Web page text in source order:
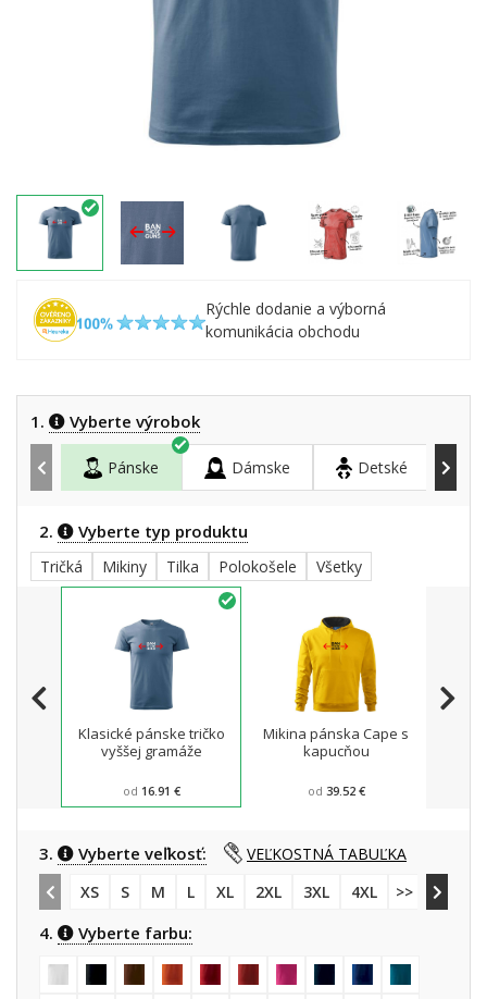
Rýchle dodanie a výborná
komunikácia obchodu
1. Vyberte výrobok
Pánske Dámske Detské
2. Vyberte typ produktu
Tričká Mikiny Tilka Polokošele Všetky
Klasické pánske tričko
vyššej gramáže
od 16.91 €
Mikina pánska Cape s
kapucňou
od 39.52 €
3. Vyberte veľkosť:
VEĽKOSTNÁ TABUĽKA
XS
S M L XL 2XL 3XL 4XL >> 5XL
4. Vyberte farbu: